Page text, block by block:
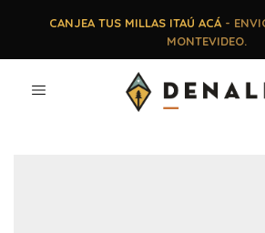
CANJEA TUS MILLAS ITAÚ ACÁ-
MONTEVIDEO.